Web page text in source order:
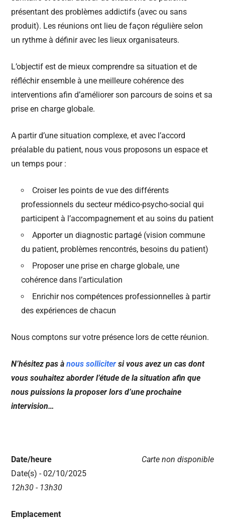
présentant des problèmes addictifs (avec ou sans
produit). Les réunions ont lieu de façon régulière selon
un rythme à définir avec les lieux organisateurs.
L’objectif est de mieux comprendre sa situation et de
réfléchir ensemble à une meilleure cohérence des
interventions afin d’améliorer son parcours de soins et sa
prise en charge globale.
A partir d’une situation complexe, et avec l’accord
préalable du patient, nous vous proposons un espace et
un temps pour :
Croiser les points de vue des différents
professionnels du secteur médico-psycho-social qui
participent à l’accompagnement et au soins du patient
Apporter un diagnostic partagé (vision commune
du patient, problèmes rencontrés, besoins du patient)
Proposer une prise en charge globale, une
cohérence dans l’articulation
Enrichir nos compétences professionnelles à partir
des expériences de chacun
Nous comptons sur votre présence lors de cette réunion.
N’hésitez pas ànous solliciter si vous avez un cas dont
vous souhaitez aborder l’étude de la situation afin que
nous puissions la proposer lors d’une prochaine
intervision…
Carte non disponible
Date/heure
Date(s) - 02/10/2025
12h30 - 13h30
Emplacement